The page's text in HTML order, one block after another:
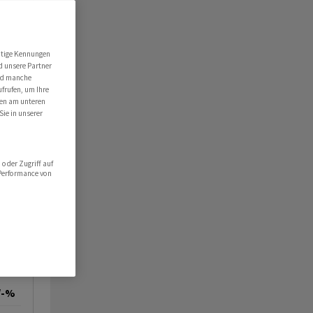
%
Kennungen
unsere Partner
manche
um Ihre
am unteren
in unserer
oder Zugriff auf
von